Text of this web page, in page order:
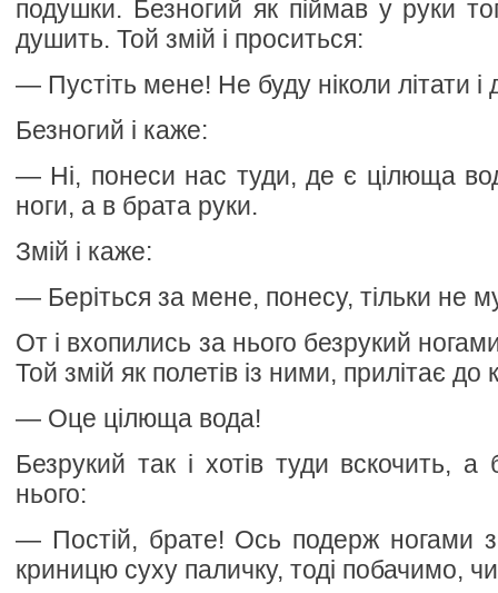
подушки. Безногий як піймав у руки
душить. Той змій і проситься:
— Пустіть мене! Не буду ніколи літати і
Безногий і каже:
— Ні, понеси нас туди, де є цілюща
ноги, а в брата руки.
Змій і каже:
— Беріться за мене, понесу, тільки не
От і вхопились за нього безрукий
Той змій як полетів із ними, прилітає до
— Оце цілюща вода!
Безрукий так і хотів туди вскочить, а
нього:
— Постій, брате! Ось подерж ногами
криницю суху паличку, тоді побачимо,